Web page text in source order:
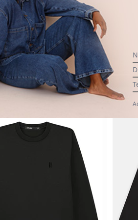
Malha Preto
-15%